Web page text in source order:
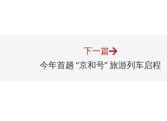
下一篇
今年首趟 “京和号” 旅游列车启程